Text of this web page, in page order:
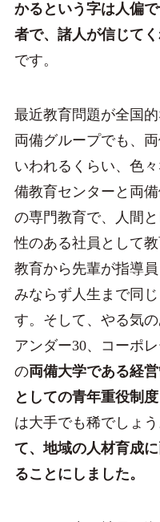
かるという字は人偏
者で、諸人が信じて
です。
最近教育問題が全国
両備グループでも、
いわれるくらい、色
備教育センターと両
の専門教育で、人間
性のある社員として
教育から先輩が指導
みならず人生まで同
す。そして、やる気
アンダー30、コーポ
の両備大学である経
としての青年重役制度
は大手でも稀でしょう
て、地域の人材育成
ることにしました。